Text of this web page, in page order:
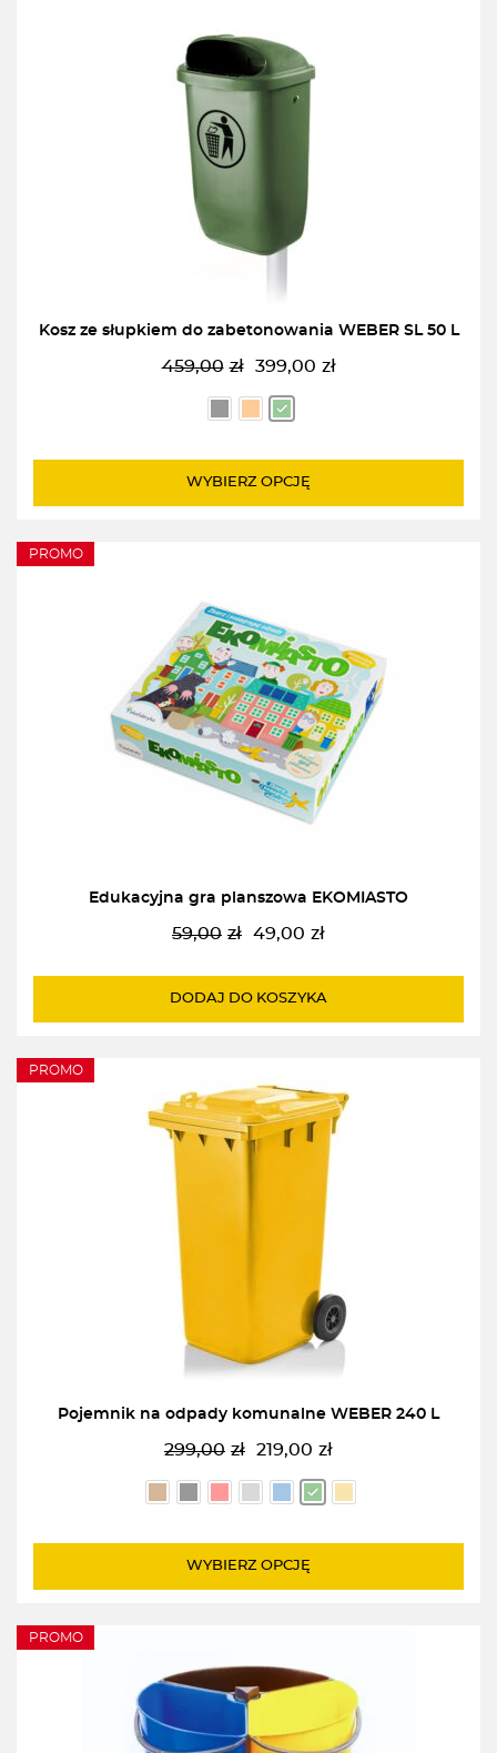
Kosz ze słupkiem do zabetonowania WEBER SL 50 L
459,00 zł
Pierwotna
cena
wynosiła:
399,00 zł
Aktualna
cena
wynosi:
WYBIERZ OPCJĘ
PROMO
Edukacyjna gra planszowa EKOMIASTO
59,00 zł
Pierwotna
wynosiła:
49,00 zł
Aktualna
wynosi:
DODAJ DO KOSZYKA
PROMO
Pojemnik na odpady komunalne WEBER 240 L
299,00 zł
Pierwotna
cena
wynosiła:
219,00 zł
Aktualna
cena
wynosi:
WYBIERZ OPCJĘ
PROMO